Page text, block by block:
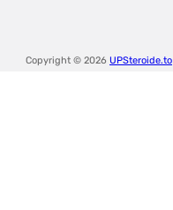
Copyright © 2026 UPSteroide.to